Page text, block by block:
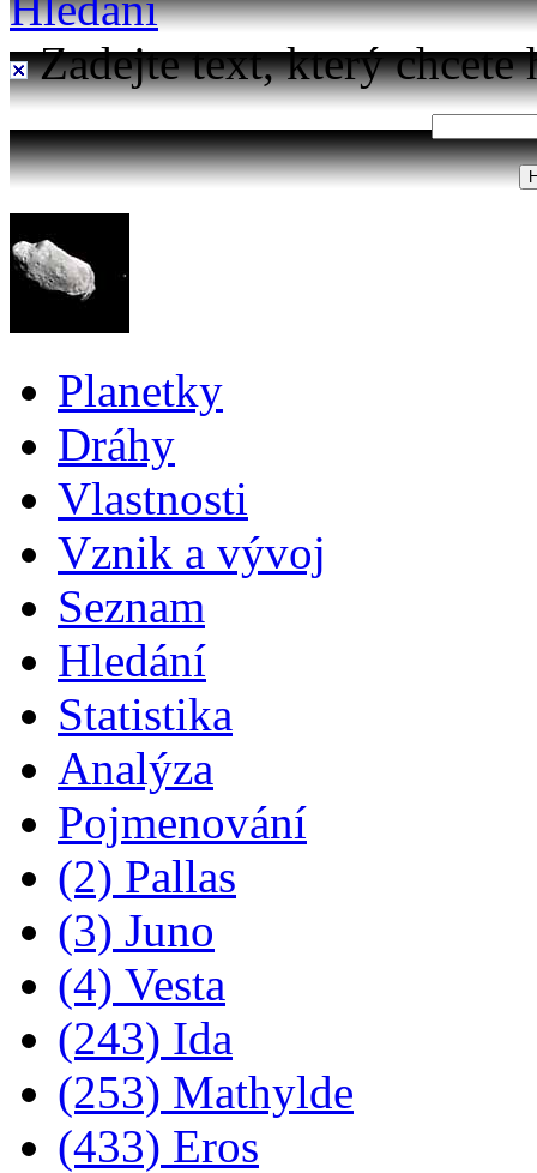
Zadejte text, který chcete
Planetky
Dráhy
Vlastnosti
Vznik a vývoj
Seznam
Hledání
Statistika
Analýza
Pojmenování
(2) Pallas
(3) Juno
(4) Vesta
(243) Ida
(253) Mathylde
(433) Eros